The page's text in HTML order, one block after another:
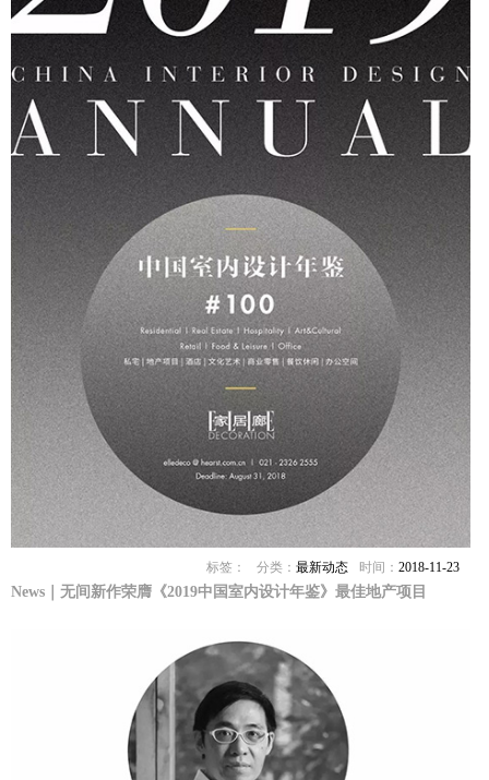
时间：2018-11-23
分类：最新动态
标签：
News｜无间新作荣膺《2019中国室内设计年鉴》最佳地产项目